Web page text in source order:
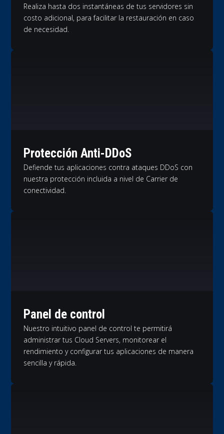
Realiza hasta dos instantáneas de tus servidores sin
costo adicional, para facilitar la restauración en caso
de necesidad.
Protección Anti-DDoS
Defiende tus aplicaciones contra ataques DDoS con
nuestra protección incluida a nivel de Carrier de
conectividad.
Panel de control
Nuestro intuitivo panel de control te permitirá
administrar tus Cloud Servers, monitorear el
rendimiento y configurar tus aplicaciones de manera
sencilla y rápida.